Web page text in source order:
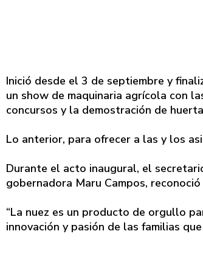
Inició desde el 3 de septiembre y
un show de maquinaria agrícola con
concursos y la demostración de
Lo anterior, para ofrecer a las y los
Durante el acto inaugural, el
gobernadora Maru Campos,
“La nuez es un producto de orgullo
innovación y pasión de las familias